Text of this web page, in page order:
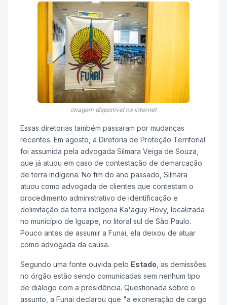
imagem disponível na internet
Essas diretorias também passaram por mudanças
recentes. Em agosto, a Diretoria de Proteção Territorial
foi assumida pela advogada Silmara Veiga de Souza,
que já atuou em caso de contestação de demarcação
de terra indígena. No fim do ano passado, Silmara
atuou como advogada de clientes que contestam o
procedimento administrativo de identificação e
delimitação da terra indígena Ka'aguy Hovy, localizada
no município de Iguape, no litoral sul de São Paulo.
Pouco antes de assumir a Funai, ela deixou de atuar
como advogada da causa.
Segundo uma fonte ouvida pelo Estado , as demissões
no órgão estão sendo comunicadas sem nenhum tipo
de diálogo com a presidência. Questionada sobre o
assunto, a Funai declarou que "a exoneração de cargo